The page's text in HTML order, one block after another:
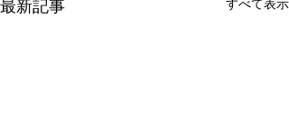
最新記事 すべて表示